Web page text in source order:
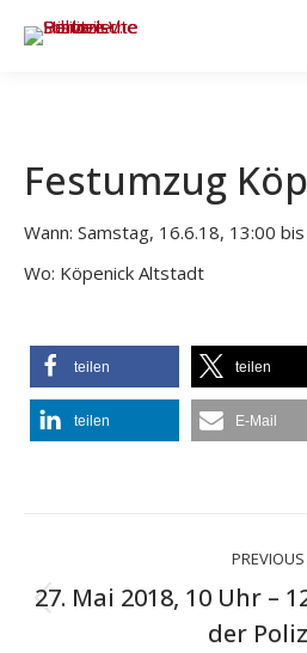
Festumzug
Wann: Samstag, 16.6.18, 13:00
Wo: Köpenick Altstadt
teilen teilen
teilen E-Mail
navigation
PREVIOUS
27. Mai 2018, 10 Uhr –
der